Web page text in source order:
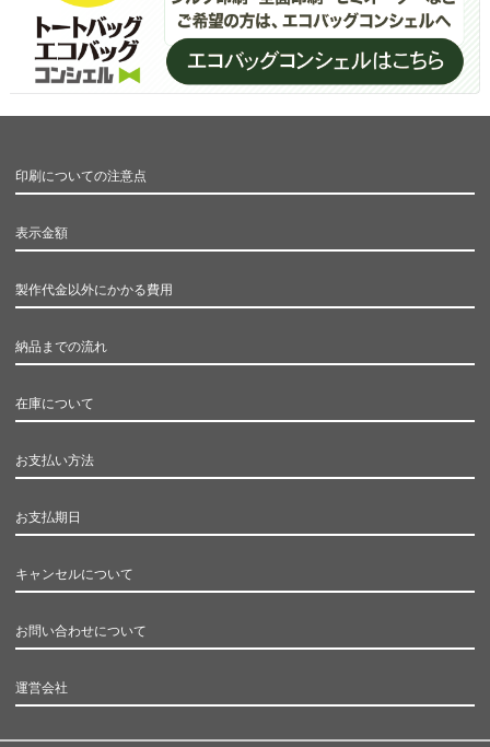
印刷についての注意点
表示金額
製作代金以外にかかる費用
納品までの流れ
在庫について
お支払い方法
お支払期日
キャンセルについて
お問い合わせについて
運営会社